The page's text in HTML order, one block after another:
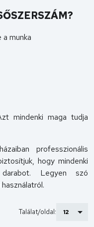
munka
mindenki maga tudja
professzionális
hogy mindenki
Legyen szó
Találat/oldal: